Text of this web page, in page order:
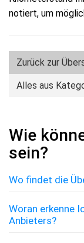
notiert, um
Zurück zur
Alles aus
Wie
sein?
Wo findet die
Woran erkenne
Anbieters?